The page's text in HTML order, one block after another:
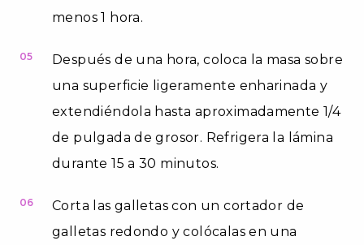
menos 1 hora.
05
Después de una hora, coloca la masa sobre
una superficie ligeramente enharinada y
extendiéndola hasta aproximadamente 1/4
de pulgada de grosor. Refrigera la lámina
durante 15 a 30 minutos.
06
Corta las galletas con un cortador de
galletas redondo y colócalas en una